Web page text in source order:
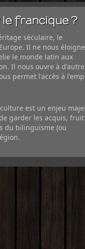
francique ?
séculaire, le
Il ne nous éloigne
le monde latin aux
Il nous ouvre à
permet l'accès à
est un enjeu
garder les acquis, fruit
du bilinguisme (ou